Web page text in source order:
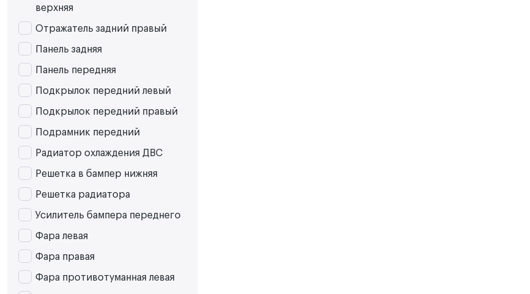
верхняя
Отражатель задний правый
Панель задняя
Панель передняя
Подкрылок передний левый
Подкрылок передний правый
Подрамник передний
Радиатор охлаждения ДВС
Решетка в бампер нижняя
Решетка радиатора
Усилитель бампера переднего
Фара левая
Фара правая
Фара противотуманная левая